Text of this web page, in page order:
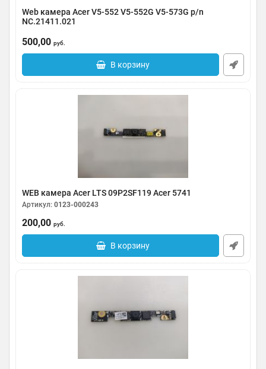
Web камера Acer V5-552 V5-552G V5-573G p/n
NC.21411.021
500,00 руб.
В корзину
WEB камера Acer LTS 09P2SF119 Acer 5741
Артикул: 0123-000243
200,00 руб.
В корзину